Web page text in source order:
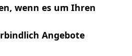
wenn es um Ihren
Angebote